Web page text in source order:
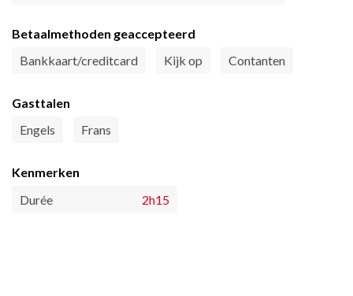
Betaalmethoden geaccepteerd
Bankkaart/creditcard
Kijk op Contanten
Gasttalen
Engels
Frans
Kenmerken
Durée
2h15